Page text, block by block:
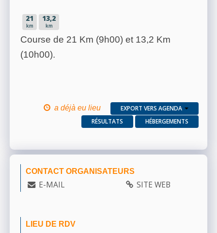
21
km
13,2
km
Course de 21 Km (9h00) et 13,2 Km
(10h00).
a déjà eu lieu
EXPORT VERS AGENDA
RÉSULTATS
HÉBERGEMENTS
CONTACT ORGANISATEURS
E-MAIL SITE WEB
LIEU DE RDV